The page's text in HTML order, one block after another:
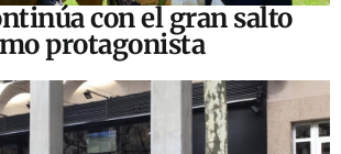
con el gran salto
protagonista